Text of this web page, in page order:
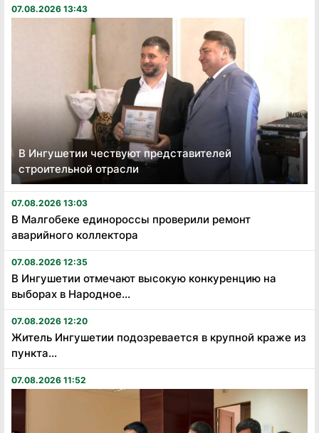
07.08.2026 13:43
В Ингушетии чествуют представителей
строительной отрасли
07.08.2026 13:03
В Малгобеке единороссы проверили ремонт
аварийного коллектора
07.08.2026 12:35
В Ингушетии отмечают высокую конкуренцию на
выборах в Народное...
07.08.2026 12:20
Житель Ингушетии подозревается в крупной краже из
пункта...
07.08.2026 11:52